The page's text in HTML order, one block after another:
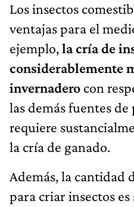
Los insectos
ventajas para el
ejemplo,la cría de
considerablemente
invernadero con
las demás fuentes
requiere
la cría de ganado.
Además, la cantidad
para criar insectos